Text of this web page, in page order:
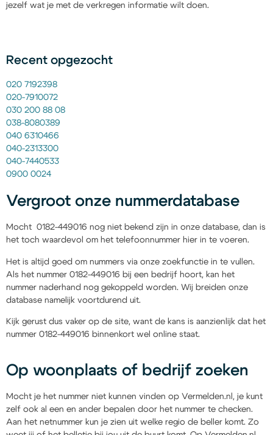
jezelf wat je met de verkregen informatie wilt doen.
Recent opgezocht
020 7192398
020-7910072
030 200 88 08
038-8080389
040 6310466
040-2313300
040-7440533
0900 0024
Vergroot onze nummerdatabase
Mocht 0182-449016 nog niet bekend zijn in onze database, dan is
het toch waardevol om het telefoonnummer hier in te voeren.
Het is altijd goed om nummers via onze zoekfunctie in te vullen.
Als het nummer 0182-449016 bij een bedrijf hoort, kan het
nummer naderhand nog gekoppeld worden. Wij breiden onze
database namelijk voortdurend uit.
Kijk gerust dus vaker op de site, want de kans is aanzienlijk dat het
nummer 0182-449016 binnenkort wel online staat.
Op woonplaats of bedrijf zoeken
Mocht je het nummer niet kunnen vinden op Vermelden.nl, je kunt
zelf ook al een en ander bepalen door het nummer te checken.
Aan het netnummer kun je zien uit welke regio de beller komt. Zo